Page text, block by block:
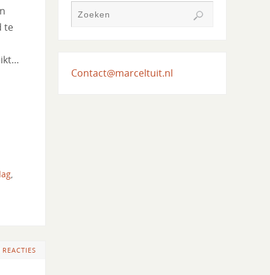
te
REACTIES
Contact@marceltuit.nl